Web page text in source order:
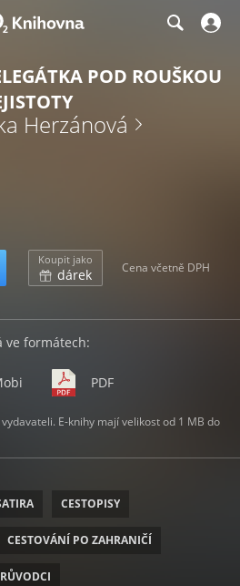
POD ROUŠKOU
Herzánová
Koupit jako
dárek Cena včetně DPH
ve formátech:
PDF
E-knihy mají velikost od 1 MB do
CESTOPISY
CESTOVÁNÍ PO ZAHRANIČÍ